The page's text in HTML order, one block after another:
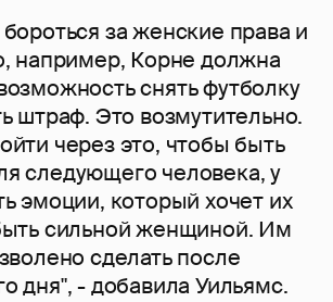
за женские права и
например, Корне должна
снять футболку
штраф. Это возмутительно.
через это, чтобы быть
следующего человека, у
эмоции, который хочет их
сильной женщиной. Им
сделать после
дня", - добавила Уильямс.